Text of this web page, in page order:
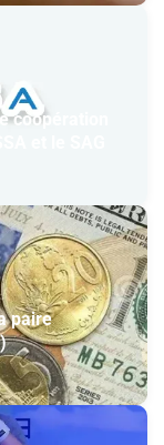
coopération
et le SAG
paire